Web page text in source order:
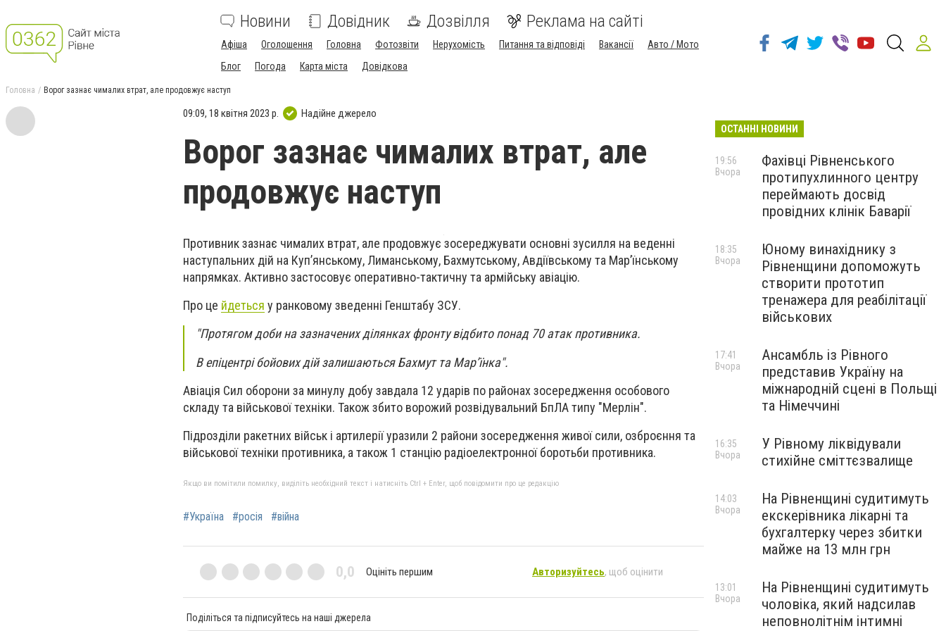
Новини Довідник Дозвілля Реклама на сайті
Афіша Оголошення Головна Фотозвіти Нерухомість Питання та відповіді Вакансії
Авто / Мото
Блог
Погода Карта міста Довідкова
Головна Ворог зазнає чималих втрат, але продовжує наступ
09:09, 18 квітня 2023 р. Надійне джерело
Ворог зазнає чималих втрат, але
продовжує наступ
Противник зазнає чималих втрат, але продовжує зосереджувати основні зусилля на веденні
наступальних дій на Куп’янському, Лиманському, Бахмутському, Авдіївському та Мар’їнському
напрямках. Активно застосовує оперативно-тактичну та армійську авіацію.
Про це йдеться у ранковому зведенні Генштабу ЗСУ.
"Протягом доби на зазначених ділянках фронту відбито понад 70 атак противника.
В епіцентрі бойових дій залишаються Бахмут та Мар’їнка".
Авіація Сил оборони за минулу добу завдала 12 ударів по районах зосередження особового
складу та військової техніки. Також збито ворожий розвідувальний БпЛА типу "Мерлін".
Підрозділи ракетних військ і артилерії уразили 2 райони зосередження живої сили, озброєння та
військової техніки противника, а також 1 станцію радіоелектронної боротьби противника.
Якщо ви помітили помилку, виділіть необхідний текст і натисніть Ctrl + Enter, щоб повідомити про це редакцію
#Україна #росія #війна
0,0 Оцініть першим Авторизуйтесь, щоб оцінити
Поділіться та підписуйтесь на наші джерела
ОСТАННІ НОВИНИ
Фахівці Рівненського
протипухлинного центру
переймають досвід
провідних клінік Баварії
19:56
Вчора
Юному винахіднику з
Рівненщини допоможуть
створити прототип
тренажера для реабілітації
військових
18:35
Вчора
Ансамбль із Рівного
представив Україну на
міжнародній сцені в Польщі
та Німеччині
17:41
Вчора
У Рівному ліквідували
стихійне сміттєзвалище
16:35
Вчора
На Рівненщині судитимуть
екскерівника лікарні та
бухгалтерку через збитки
майже на 13 млн грн
14:03
Вчора
На Рівненщині судитимуть
чоловіка, який надсилав
неповнолітнім інтимні
13:01
Вчора